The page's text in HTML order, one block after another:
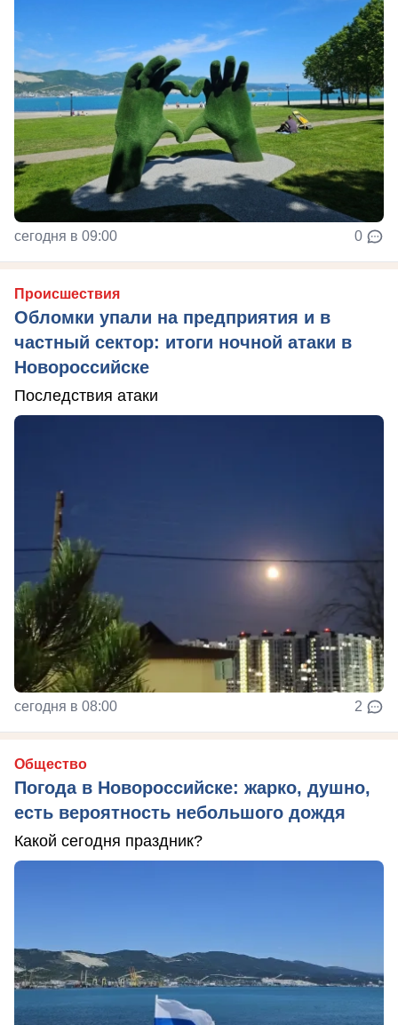
сегодня в 09:00 0
Происшествия
Обломки упали на предприятия и в
частный сектор: итоги ночной атаки в
Новороссийске
Последствия атаки
сегодня в 08:00 2
Общество
Погода в Новороссийске: жарко, душно,
есть вероятность небольшого дождя
Какой сегодня праздник?